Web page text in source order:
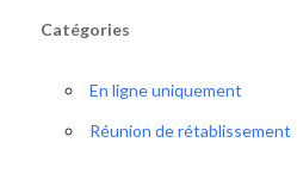
Catégories
En ligne uniquement
Réunion de rétablissement